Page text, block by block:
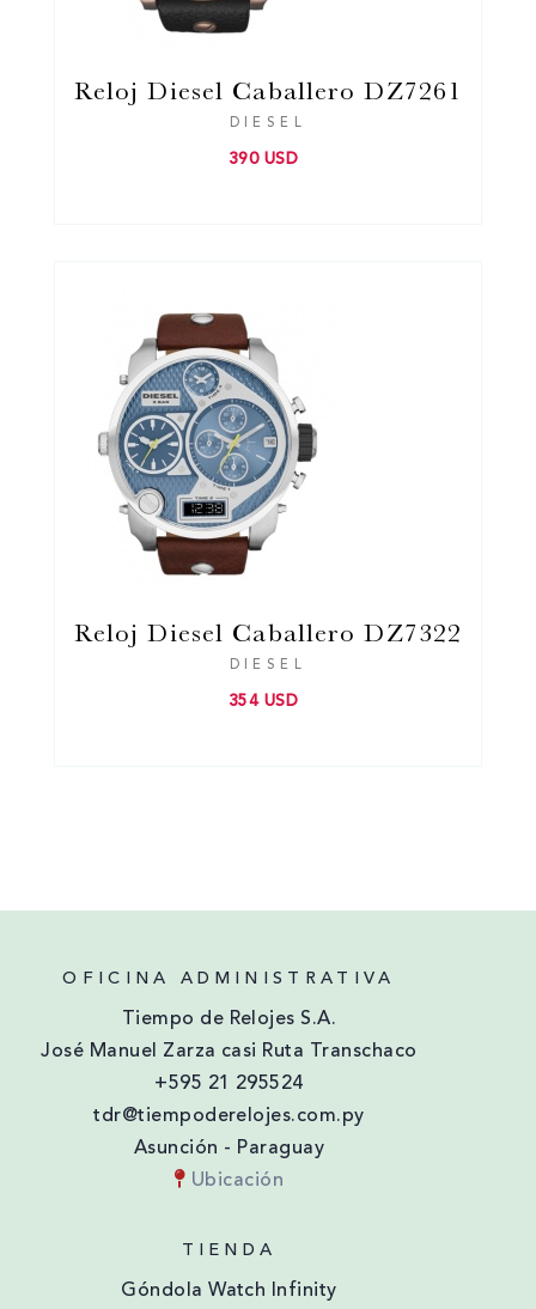
Reloj Diesel Caballero DZ7261
DIESEL
390 USD
Reloj Diesel Caballero DZ7322
DIESEL
354 USD
OFICINA ADMINISTRATIVA
Tiempo de Relojes S.A.
José Manuel Zarza casi Ruta Transchaco
+595 21 295524
tdr@tiempoderelojes.com.py
Asunción - Paraguay
Ubicación
TIENDA
Góndola Watch Infinity